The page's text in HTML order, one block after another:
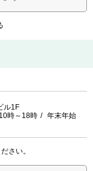
ル1F
時～18時
年末年始
さい。